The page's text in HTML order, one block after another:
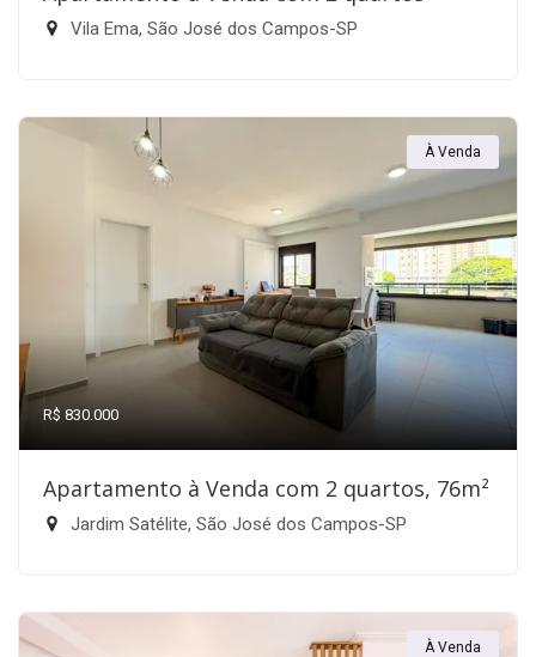
Vila Ema, São José dos Campos-SP
À Venda
R$ 830.000
Apartamento à Venda com 2 quartos, 76m²
Jardim Satélite, São José dos Campos-SP
À Venda